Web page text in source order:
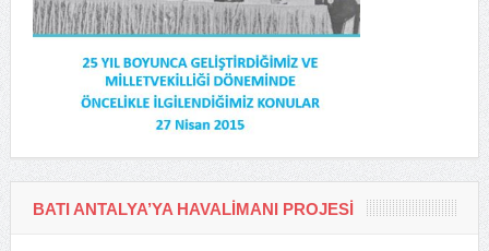
BATI ANTALYA’YA HAVALIMANI PROJESI